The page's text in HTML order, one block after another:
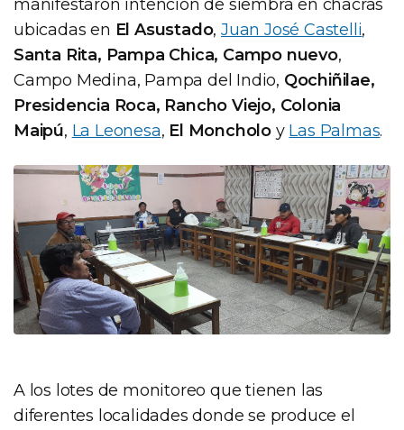
manifestaron intención de siembra en chacras
ubicadas en El Asustado,Juan José Castelli,
Santa Rita, Pampa Chica, Campo nuevo,
Campo Medina, Pampa del Indio, Qochiñilae,
Presidencia Roca, Rancho Viejo, Colonia
Maipú, La Leonesa, El Moncholo y Las Palmas.
A los lotes de monitoreo que tienen las
diferentes localidades donde se produce el